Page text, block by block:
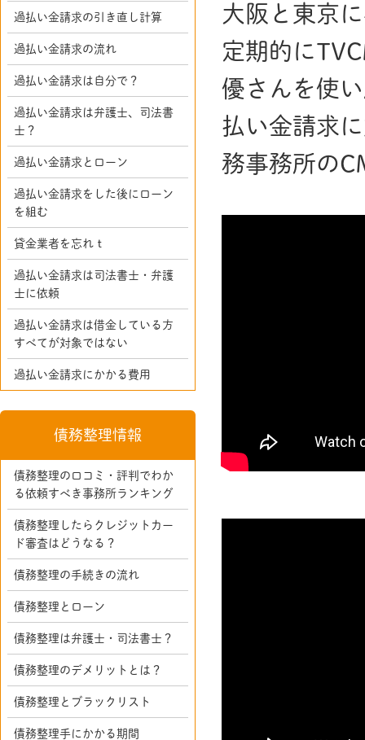
大阪と東京
定期的に
優さんを使
払い金請求
務事務所の
過払い金請求の引き直し計算
過払い金請求の流れ
過払い金請求は自分で？
過払い金請求は弁護士、司法書
士？
過払い金請求とローン
過払い金請求をした後にローン
を組む
貸金業者を忘れｔ
過払い金請求は司法書士・弁護
士に依頼
過払い金請求は借金している方
すべてが対象ではない
過払い金請求にかかる費用
債務整理情報
債務整理の口コミ・評判でわか
る依頼すべき事務所ランキング
債務整理したらクレジットカー
ド審査はどうなる？
債務整理の手続きの流れ
債務整理とローン
債務整理は弁護士・司法書士？
債務整理のデメリットとは？
債務整理とブラックリスト
債務整理手にかかる期間